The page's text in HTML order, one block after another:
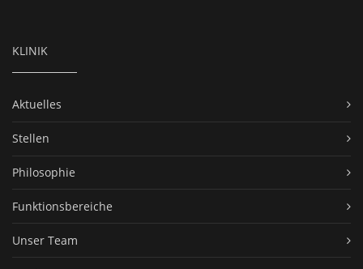
KLINIK
Aktuelles
Stellen
Philosophie
Funktionsbereiche
Unser Team